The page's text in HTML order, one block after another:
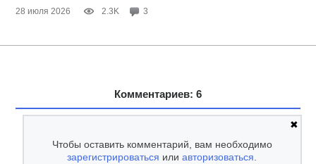
28 июля 2026 2.3K 3
Комментариев: 6
✖
Чтобы оставить комментарий, вам необходимо
зарегистрироваться илиавторизоваться.